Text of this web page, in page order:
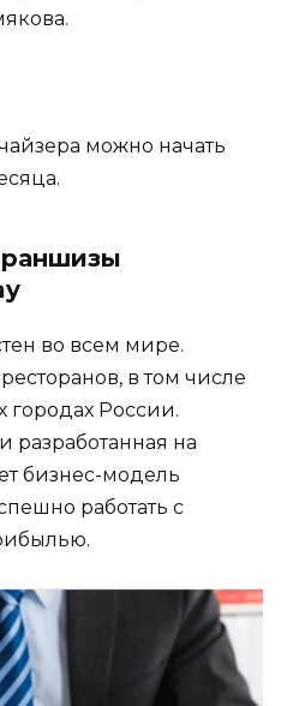
можно начать
во всем мире.
в том числе
городах России.
разработанная на
бизнес-модель
работать с